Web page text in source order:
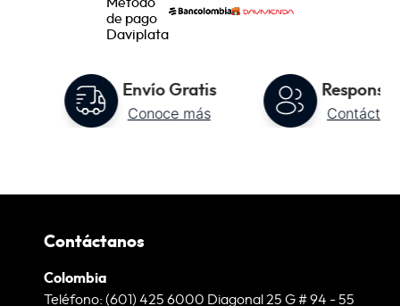
Envío Gratis
Conoce más
Contáctanos
Colombia
Teléfono: (601) 425 6000 Diagonal 25 G # 94 - 55